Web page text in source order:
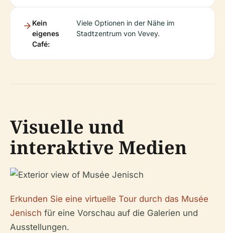
Kein
eigenes
Café:
Viele Optionen in der Nähe im
Stadtzentrum von Vevey.
Visuelle und
interaktive Medien
Erkunden Sie eine virtuelle Tour durch das Musée
Jenisch für eine Vorschau auf die Galerien und
Ausstellungen.